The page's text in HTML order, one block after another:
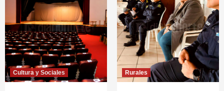
Cultura y Sociales Rurales